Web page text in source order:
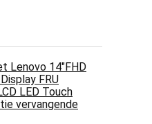
Lenovo 14"FHD
FRU
LED Touch
vervangende